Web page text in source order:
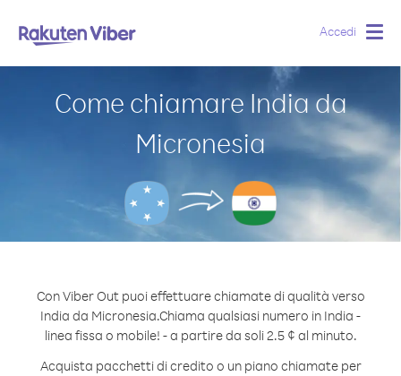
Accedi
Come chiamare India da
Micronesia
Con Viber Out puoi effettuare chiamate di qualità verso
India da Micronesia.Chiama qualsiasi numero in India -
linea fissa o mobile! - a partire da soli 2.5 ¢ al minuto.
Acquista pacchetti di credito o un piano chiamate per